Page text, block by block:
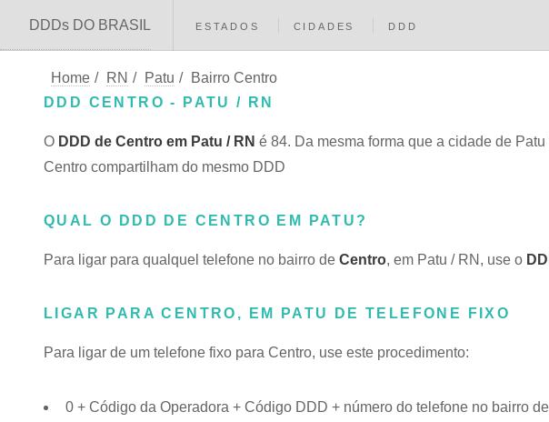
DDDs DO BRASIL ESTADOS CIDADES DDD
Home / RN / Patu /
Bairro Centro
DDD CENTRO - PATU / RN
O DDD de Centro em Patu / RN é 84. Da mesma forma que a cidade de Patu
Centro compartilham do mesmo DDD
QUAL O DDD DE CENTRO EM PATU?
Para ligar para qualquel telefone no bairro de Centro, em Patu / RN, use o
LIGAR PARA CENTRO, EM PATU DE TELEFONE FIXO
Para ligar de um telefone fixo para Centro, use este procedimento:
0 + Código da Operadora + Código DDD + número do telefone no bairro